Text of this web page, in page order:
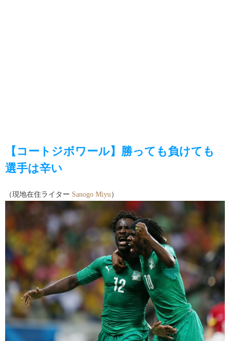
【コートジボワール】勝っても負けても
選手は辛い
（現地在住ライター Sanogo Miyu）